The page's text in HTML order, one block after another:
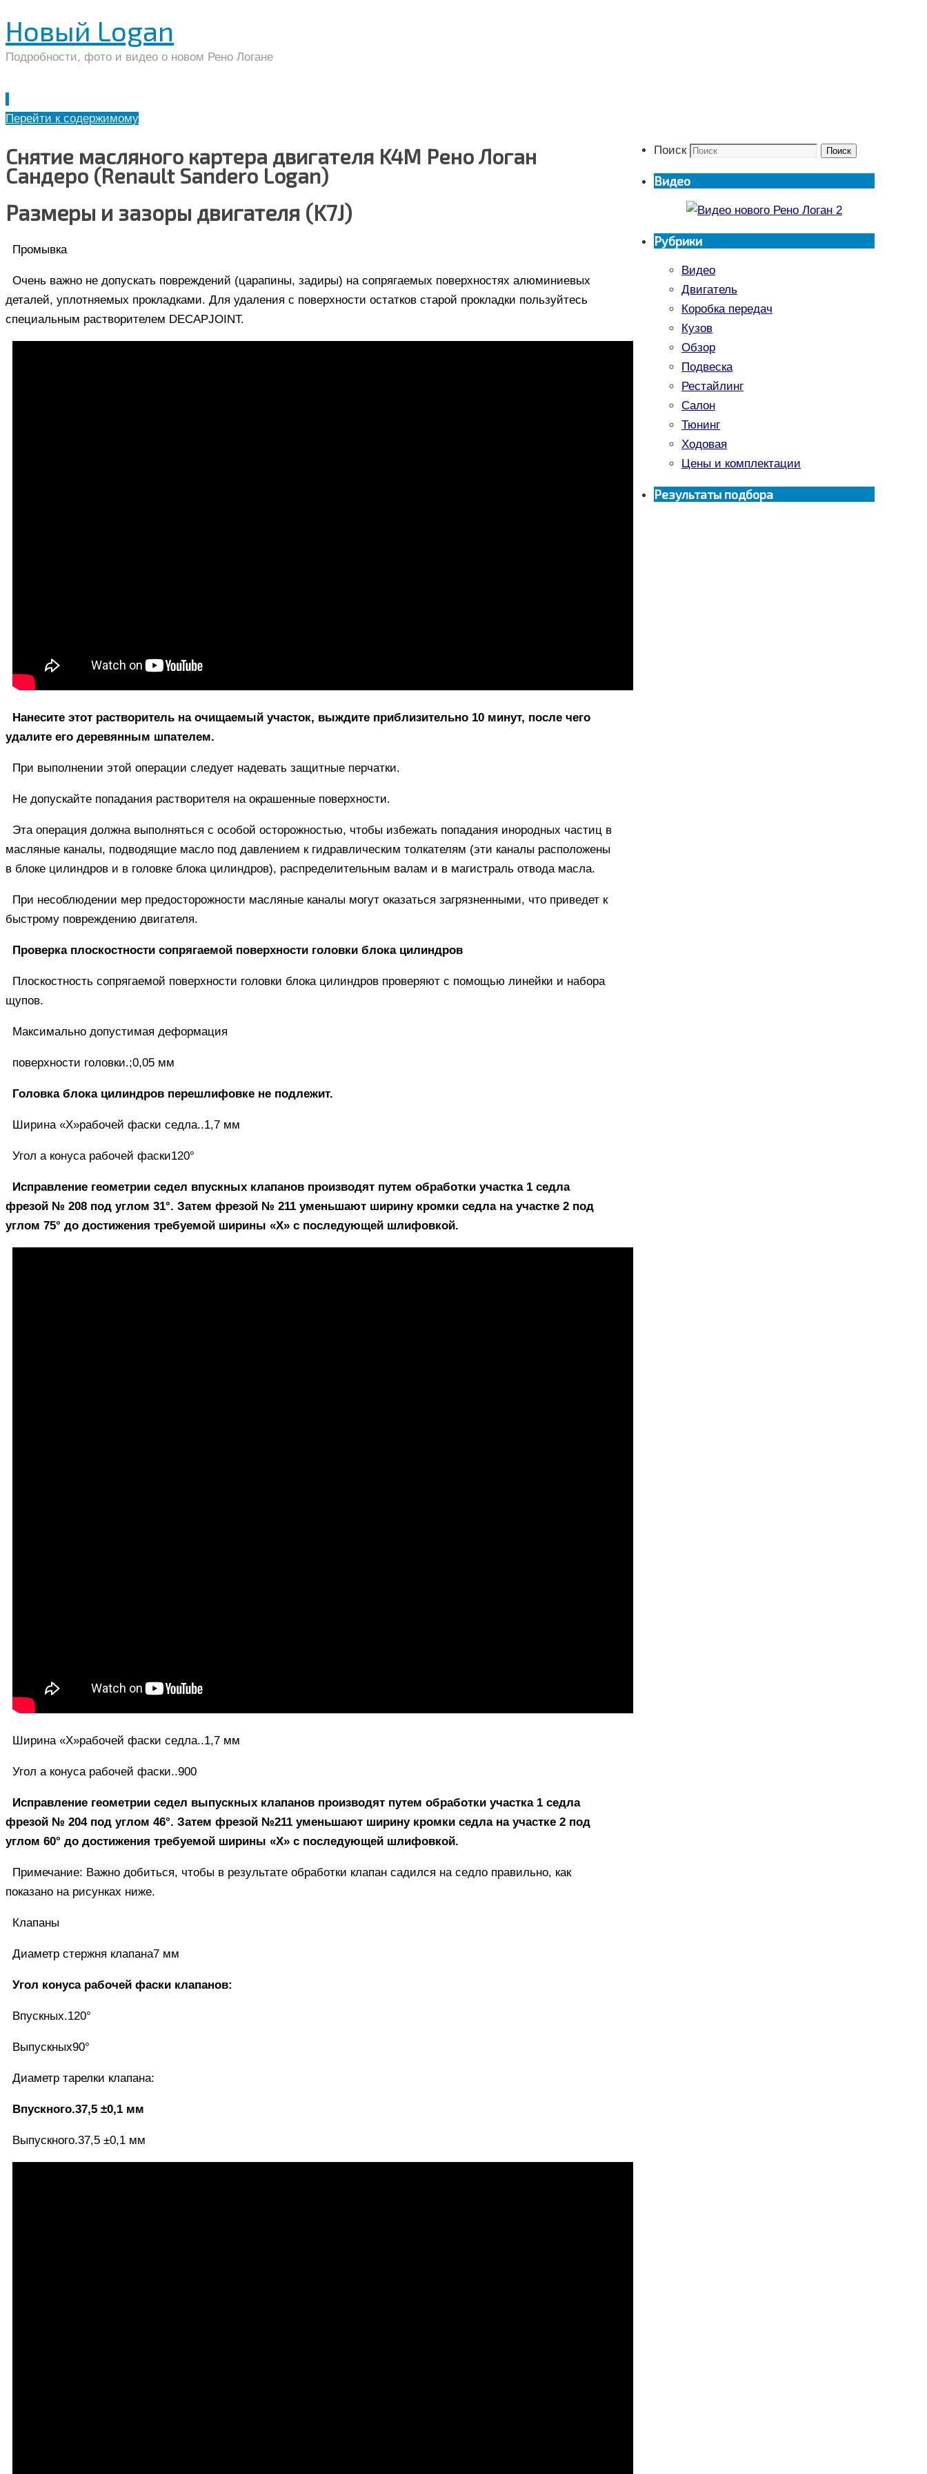
Новый Logan
Подробности, фото и видео о новом Рено Логане
Перейти к содержимому
Снятие масляного картера двигателя K4M Рено Логан
Сандеро (Renault Sandero Logan)
Размеры и зазоры двигателя (K7J)
Промывка
Очень важно не допускать повреждений (царапины, задиры) на сопрягаемых поверхностях алюминиевых
деталей, уплотняемых прокладками. Для удаления с поверхности остатков старой прокладки пользуйтесь
специальным растворителем DECAPJOINT.
Нанесите этот растворитель на очищаемый участок, выждите приблизительно 10 минут, после чего
удалите его деревянным шпателем.
При выполнении этой операции следует надевать защитные перчатки.
Не допускайте попадания растворителя на окрашенные поверхности.
Эта операция должна выполняться с особой осторожностью, чтобы избежать попадания инородных частиц в
масляные каналы, подводящие масло под давлением к гидравлическим толкателям (эти каналы расположены
в блоке цилиндров и в головке блока цилиндров), распределительным валам и в магистраль отвода масла.
При несоблюдении мер предосторожности масляные каналы могут оказаться загрязненными, что приведет к
быстрому повреждению двигателя.
Проверка плоскостности сопрягаемой поверхности головки блока цилиндров
Плоскостность сопрягаемой поверхности головки блока цилиндров проверяют с помощью линейки и набора
щупов.
Максимально допустимая деформация
поверхности головки.;0,05 мм
Головка блока цилиндров перешлифовке не подлежит.
Ширина «X»рабочей фаски седла..1,7 мм
Угол а конуса рабочей фаски120°
Исправление геометрии седел впускных клапанов производят путем обработки участка 1 седла
фрезой № 208 под углом 31°. Затем фрезой № 211 уменьшают ширину кромки седла на участке 2 под
углом 75° до достижения требуемой ширины «X» с последующей шлифовкой.
Ширина «X»рабочей фаски седла..1,7 мм
Угол а конуса рабочей фаски..900
Исправление геометрии седел выпускных клапанов производят путем обработки участка 1 седла
фрезой № 204 под углом 46°. Затем фрезой №211 уменьшают ширину кромки седла на участке 2 под
углом 60° до достижения требуемой ширины «X» с последующей шлифовкой.
Примечание: Важно добиться, чтобы в результате обработки клапан садился на седло правильно, как
показано на рисунках ниже.
Клапаны
Диаметр стержня клапана7 мм
Угол конуса рабочей фаски клапанов:
Впускных.120°
Выпускных90°
Диаметр тарелки клапана:
Впускного.37,5 ±0,1 мм
Выпускного.37,5 ±0,1 мм
Поиск Поиск
Видео
Рубрики
Видео
Двигатель
Коробка передач
Кузов
Обзор
Подвеска
Рестайлинг
Салон
Тюнинг
Ходовая
Цены и комплектации
Результаты подбора